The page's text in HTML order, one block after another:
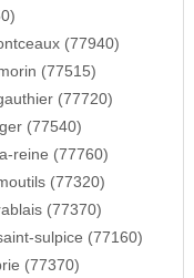
(77940)
(77515)
(77720)
(77540)
reine (77760)
(77320)
(77370)
sulpice (77160)
(77370)